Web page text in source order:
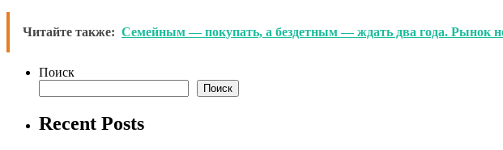
Читайте также: Семейным — покупать, а бездетным — ждать два года. Рынок
Поиск
Поиск
Recent Posts